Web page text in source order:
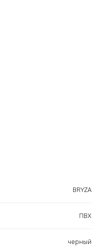
BRYZA
ПВХ
черный